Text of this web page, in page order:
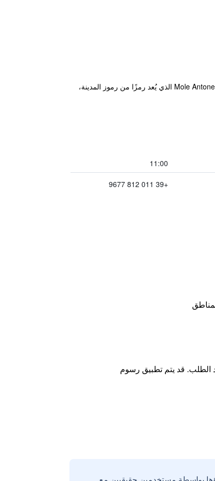
يقع فندق Alpi Resort على بُعد 10 دقائق سيرًا ًعلى الأقدام من المتحف المصري الشهير الموجود في مدينة Turin ومبنى Mole Antonelliana الذي يُعد رمزًا من رموز المدينة،
11:00
+39 011 812 9677
الطلب. قد يتم تطبيق رسوم